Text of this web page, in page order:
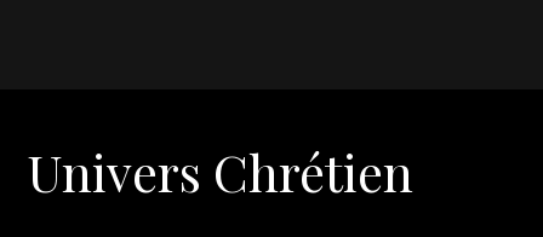
Univers Chrétien